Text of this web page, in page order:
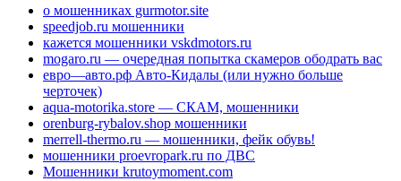
о мошенниках gurmotor.site
speedjob.ru мошенники
кажется мошенники vskdmotors.ru
mogaro.ru — очередная попытка скамеров ободрать вас
евро—авто.рф Авто-Кидалы (или нужно больше
черточек)
aqua-motorika.store — СКАМ, мошенники
orenburg-rybalov.shop мошенники
merrell-thermo.ru — мошенники, фейк обувь!
мошенники proevropark.ru по ДВС
Мошенники krutoymoment.com